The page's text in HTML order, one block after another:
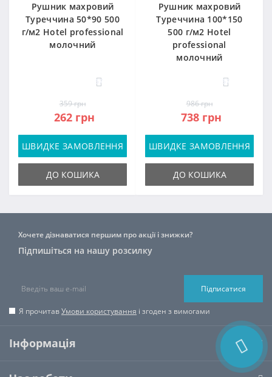
Рушник махровий
Туреччина 50*90 500
г/м2 Hotel professional
молочний
57
359 грн
262 грн
ШВИДКЕ ЗАМОВЛЕННЯ
ДО КОШИКА
Рушник махровий
Туреччина 100*150
500 г/м2 Hotel
professional
молочний
57
986 грн
738 грн
ШВИДКЕ ЗАМОВЛЕННЯ
ДО КОШИКА
Хочете дізнаватися першим про акції і знижки?
Підпишіться на нашу розсилку
Підписатися
Я прочитавУмови користування і згоден з вимогами
Інформація